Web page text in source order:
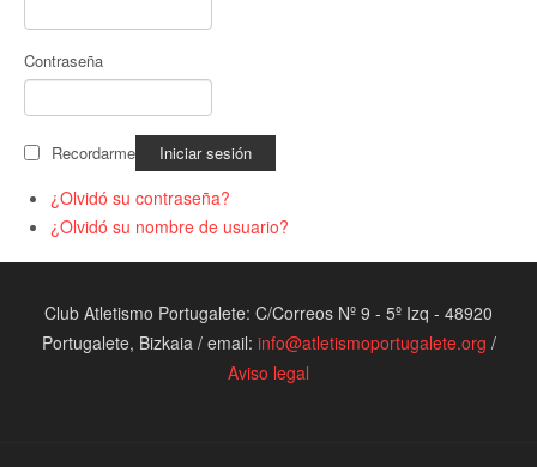
Contraseña
Recordarme
¿Olvidó su contraseña?
¿Olvidó su nombre de usuario?
Club Atletismo Portugalete: C/Correos Nº 9 - 5º Izq - 48920
Portugalete, Bizkaia / email: info@atletismoportugalete.org /
Aviso legal